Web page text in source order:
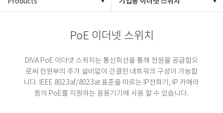
PoE 이더넷 스위치
DIVA PoE 이더넷 스위치는 통신회선을 통해 전원을 공급함으
로써 전원부의 추가 설비없이 간결한 네트워크 구성이 가능합
니다. IEEE 802.3af/802.3at 표준을 따르는 IP전화기, IP 카메라
등의 PoE를 지원하는 응용기기에 사용 할 수 있습니다.